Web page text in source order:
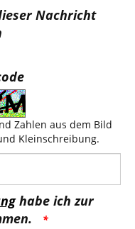
Nachricht
Zahlen aus dem Bild
Kleinschreibung.
habe ich zur